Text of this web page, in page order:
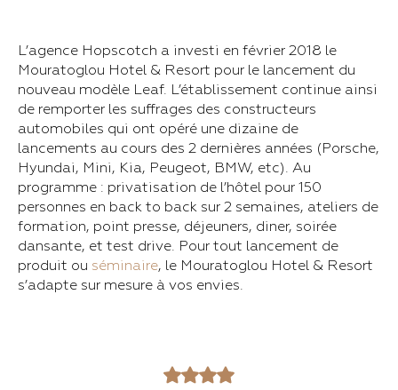
L’agence Hopscotch a investi en février 2018 le
Mouratoglou Hotel & Resort pour le lancement du
nouveau modèle Leaf. L’établissement continue ainsi
de remporter les suffrages des constructeurs
automobiles qui ont opéré une dizaine de
lancements au cours des 2 dernières années (Porsche,
Hyundai, Mini, Kia, Peugeot, BMW, etc). Au
programme : privatisation de l’hôtel pour 150
personnes en back to back sur 2 semaines, ateliers de
formation, point presse, déjeuners, diner, soirée
dansante, et test drive. Pour tout lancement de
produit ou séminaire, le Mouratoglou Hotel & Resort
s’adapte sur mesure à vos envies.